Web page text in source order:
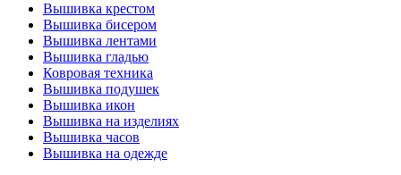
Вышивка крестом
Вышивка бисером
Вышивка лентами
Вышивка гладью
Ковровая техника
Вышивка подушек
Вышивка икон
Вышивка на изделиях
Вышивка часов
Вышивка на одежде